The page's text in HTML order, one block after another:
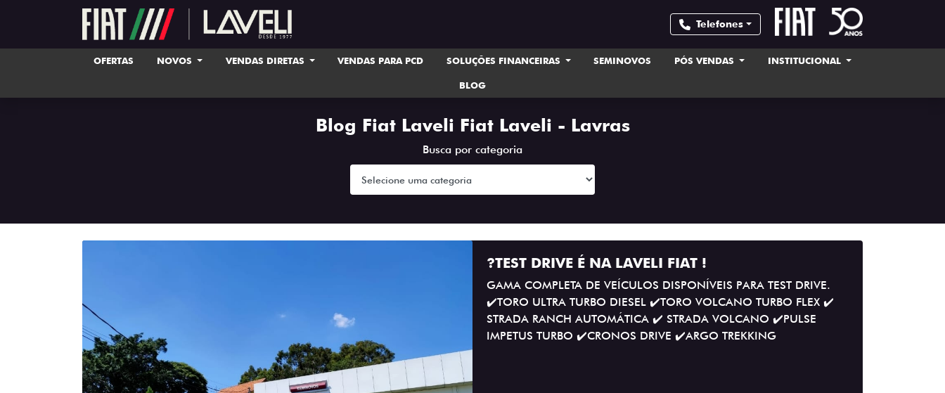
Telefones
OFERTAS NOVOS VENDAS DIRETAS VENDAS PARA PCD SOLUÇÕES FINANCEIRAS SEMINOVOS PÓS VENDAS INSTITUCIONAL
BLOG
Blog Fiat Laveli Fiat Laveli - Lavras
Busca por categoria
?TEST DRIVE É NA LAVELI FIAT !
GAMA COMPLETA DE VEÍCULOS DISPONÍVEIS PARA TEST DRIVE.
✔️TORO ULTRA TURBO DIESEL ✔️TORO VOLCANO TURBO FLEX ✔️
STRADA RANCH AUTOMÁTICA ✔️ STRADA VOLCANO ✔️PULSE
IMPETUS TURBO ✔️CRONOS DRIVE ✔️ARGO TREKKING